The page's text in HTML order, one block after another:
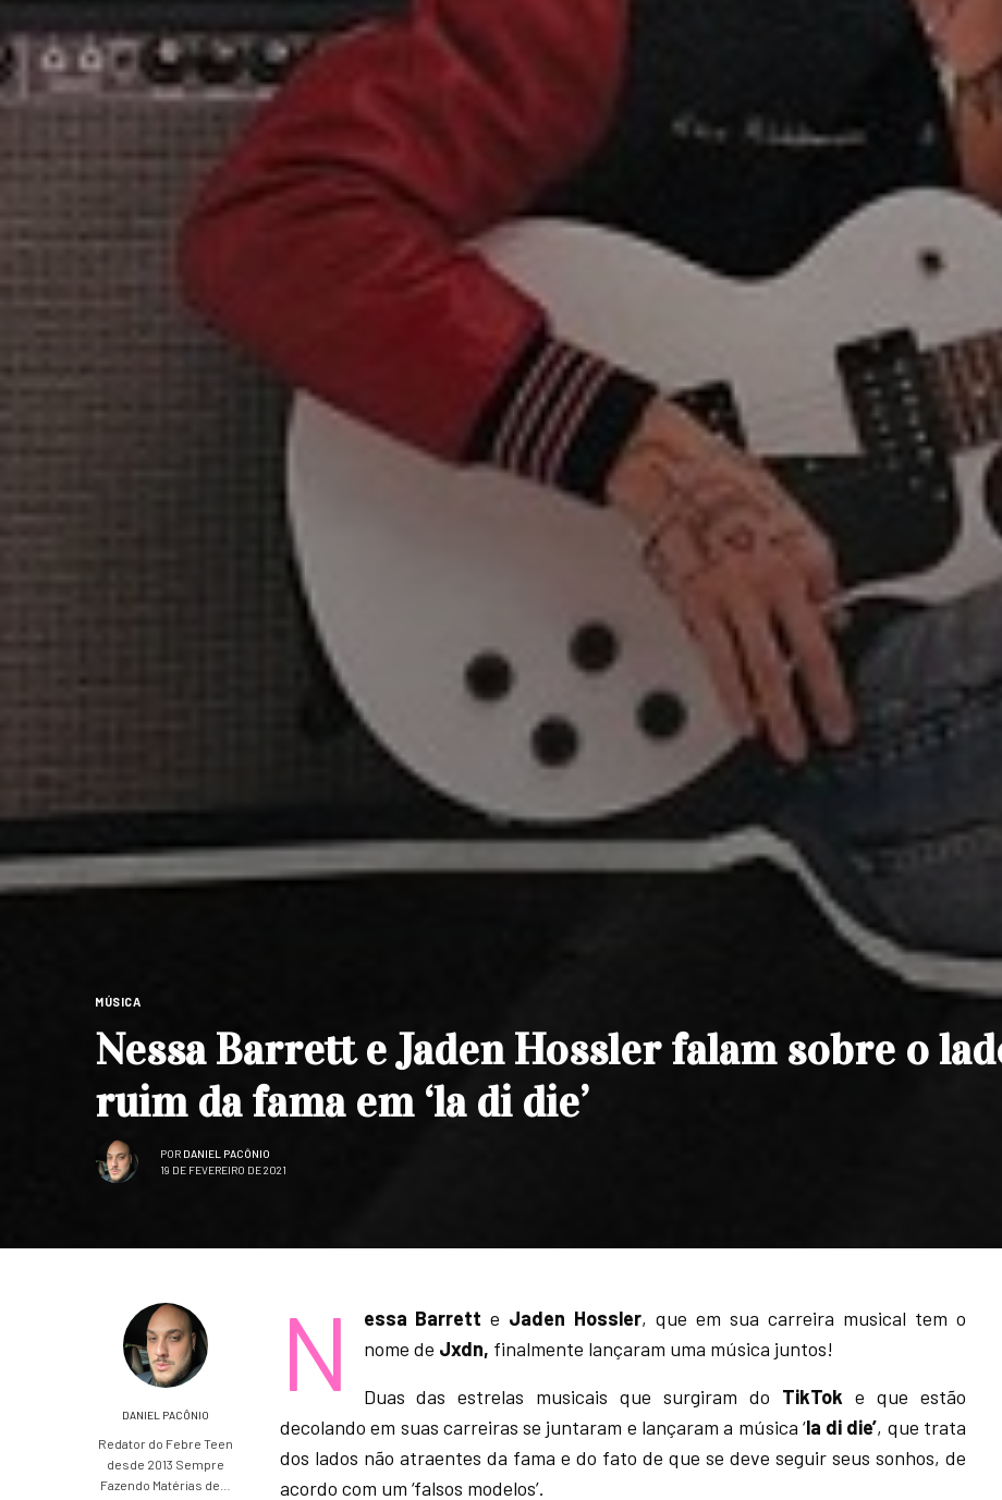
MÚSICA
Nessa Barrett e Jaden Hossler falam sobre o
ruim da fama em ‘la di die’
POR DANIEL PACÔNIO
19 DE FEVEREIRO DE 2021
DANIEL PACÔNIO
Redator do Febre Teen
desde 2013 Sempre
Fazendo Matérias de…
N essa Barrett e Jaden Hossler, que em sua carreira musical tem o
nome de Jxdn, finalmente lançaram uma música juntos!
Duas das estrelas musicais que surgiram do TikTok e que estão
decolando em suas carreiras se juntaram e lançaram a música ‘la di die’, que trata
dos lados não atraentes da fama e do fato de que se deve seguir seus sonhos, de
acordo com um ‘falsos modelos’.